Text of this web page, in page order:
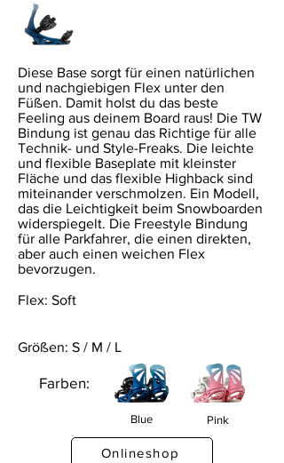
Diese Base sorgt für einen natürlichen
und nachgiebigen Flex unter den
Füßen. Damit holst du das beste
Feeling aus deinem Board raus! Die TW
Bindung ist genau das Richtige für alle
Technik- und Style-Freaks. Die leichte
und flexible Baseplate mit kleinster
Fläche und das flexible Highback sind
miteinander verschmolzen. Ein Modell,
das die Leichtigkeit beim Snowboarden
widerspiegelt. Die Freestyle Bindung
für alle Parkfahrer, die einen direkten,
aber auch einen weichen Flex
bevorzugen.
Flex: Soft
Größen: S / M / L
Farben:
Blue Pink
Onlineshop